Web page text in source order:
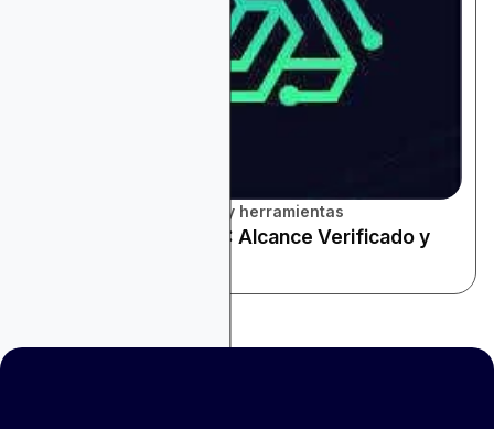
Revisión de plataformas y herramientas
TV Conectada (CTV): Alcance Verificado y